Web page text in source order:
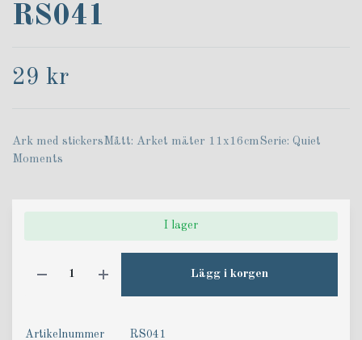
RS041
29 kr
Ark med stickersMått: Arket mäter 11x16cmSerie: Quiet
Moments
I lager
Lägg i korgen
Artikelnummer RS041